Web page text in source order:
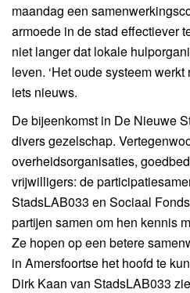
maandag een
armoede in de stad effectiever
niet langer dat lokale
leven. ‘Het oude systeem
iets nieuws.
De bijeenkomst in De Nieuwe
divers gezelschap.
overheidsorganisaties,
vrijwilligers: de
StadsLAB033 en Sociaal
partijen samen om hen kennis
Ze hopen op een betere
in Amersfoortse het hoofd te
Dirk Kaan van StadsLAB033